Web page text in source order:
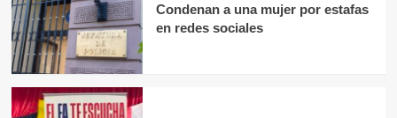
Condenan a una mujer por estafas
en redes sociales